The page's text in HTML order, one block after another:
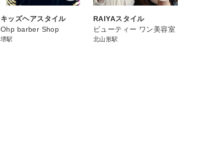
キッズヘアスタイル
Ohp barber Shop
堺駅
RAIYAスタイル
ビューティー ワン美容室
北山形駅